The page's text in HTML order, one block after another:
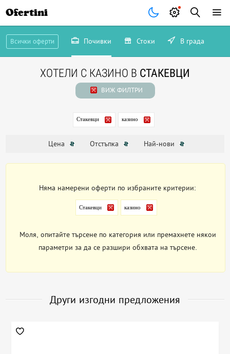
Ofertini
Всички оферти Почивки Стоки В града
ХОТЕЛИ С КАЗИНО В СТАКЕВЦИ
ВИЖ ФИЛТРИ
Стакевци казино
Цена Отстъпка Най-нови
Няма намерени оферти по избраните критерии:
Стакевци казино
Моля, опитайте търсене по категория или премахнете някои
параметри за да се разшири обхвата на търсене.
Други изгодни предложения